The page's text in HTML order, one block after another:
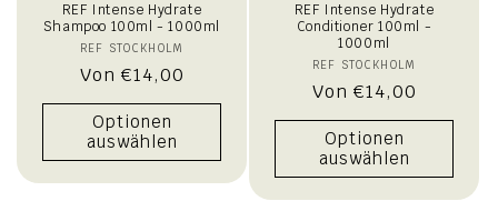
REF Intense Hydrate
Shampoo 100ml - 1000ml
Anbieter:
REF STOCKHOLM
Normaler
Preis
Von €14,00
Optionen
auswählen
REF Intense Hydrate
Conditioner 100ml -
1000ml
Anbieter:
REF STOCKHOLM
Normaler
Preis
Von €14,00
Optionen
auswählen